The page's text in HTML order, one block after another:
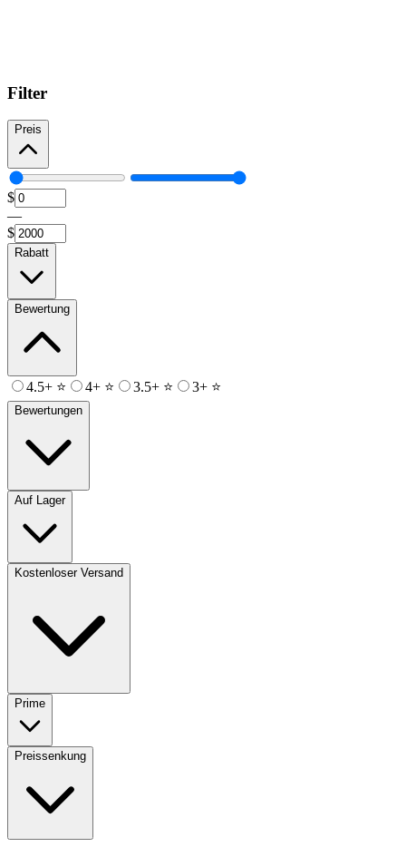
Filter
Preis
$
—
$
Rabatt
Bewertung
4.5+ ⭐ 4+ ⭐ 3.5+ ⭐ 3+ ⭐
Bewertungen
Auf Lager
Kostenloser Versand
Prime
Preissenkung